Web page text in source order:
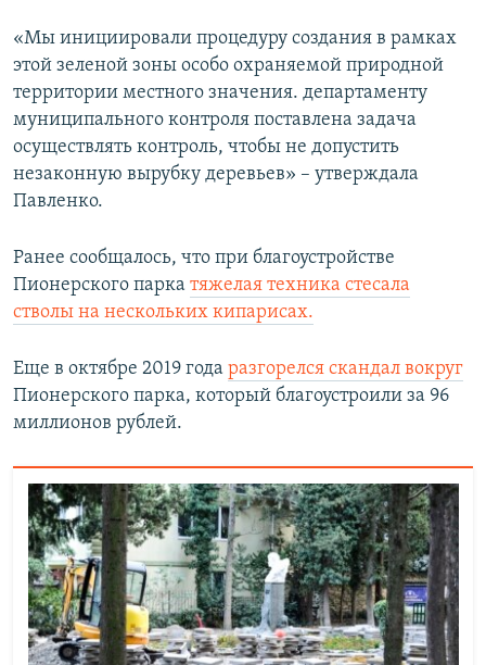
«Мы инициировали процедуру создания в рамках
этой зеленой зоны особо охраняемой природной
территории местного значения. департаменту
муниципального контроля поставлена задача
осуществлять контроль, чтобы не допустить
незаконную вырубку деревьев» – утверждала
Павленко.
Ранее сообщалось, что при благоустройстве
Пионерского парка тяжелая техника стесала
стволы на нескольких кипарисах.
Еще в октябре 2019 года разгорелся скандал вокруг
Пионерского парка, который благоустроили за 96
миллионов рублей.